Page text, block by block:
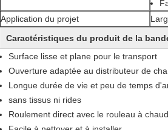
Application du projet
Caractéristiques du produit de la
Surface lisse et plane pour le transport
Ouverture adaptée au distributeur de
Longue durée de vie et peu de temps
sans tissus ni rides
Roulement direct avec le rouleau à chaud